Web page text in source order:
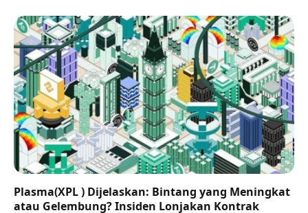
Plasma(XPL ) Dijelaskan: Bintang yang Meningkat
atau Gelembung? Insiden Lonjakan Kontrak